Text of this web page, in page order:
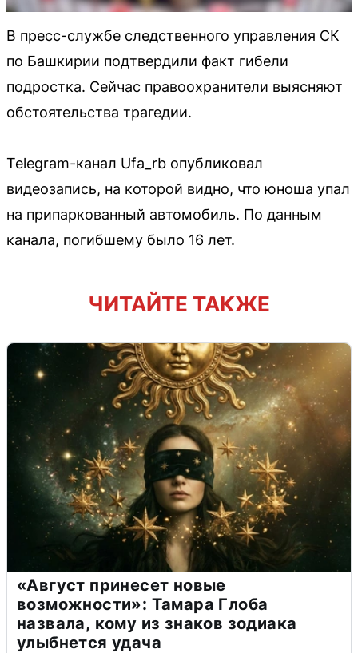
В пресс-службе следственного управления СК
по Башкирии подтвердили факт гибели
подростка. Сейчас правоохранители выясняют
обстоятельства трагедии.
Telegram-канал Ufa_rb опубликовал
видеозапись, на которой видно, что юноша упал
на припаркованный автомобиль. По данным
канала, погибшему было 16 лет.
ЧИТАЙТЕ ТАКЖЕ
«Август принесет новые
возможности»: Тамара Глоба
назвала, кому из знаков зодиака
улыбнется удача